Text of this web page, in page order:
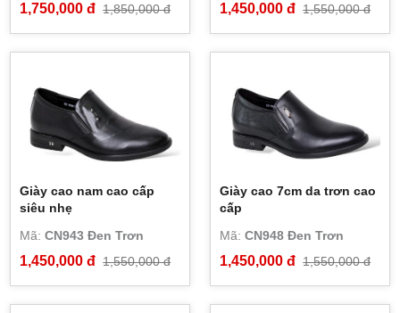
1,750,000 đ 1,850,000 đ 1,450,000 đ 1,550,000 đ
Giày cao nam cao cấp
siêu nhẹ
Mã:CN943 Đen Trơn
1,450,000 đ 1,550,000 đ
Giày cao 7cm da trơn cao
cấp
Mã:CN948 Đen Trơn
1,450,000 đ 1,550,000 đ